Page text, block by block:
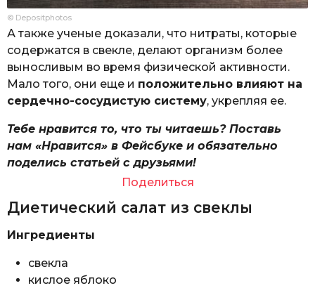
© Depositphotos
А также ученые доказали, что нитраты, которые
содержатся в свекле, делают организм более
выносливым во время физической активности.
Мало того, они еще и положительно влияют на
сердечно-сосудистую систему, укрепляя ее.
Тебе нравится то, что ты читаешь? Поставь
нам «Нравится» в Фейсбуке и обязательно
поделись статьей с друзьями!
Поделиться
Диетический салат из свеклы
Ингредиенты
свекла
кислое яблоко